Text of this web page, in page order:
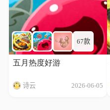
67款
五月热度好游
诗云 2026-06-05